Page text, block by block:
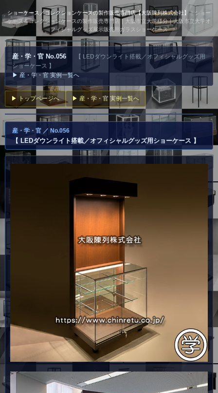
ショーケース／コレクションケースの製作販売専門店【大阪陳列株式会社】｜ショー
ケース＆コレクションケースの製作販売専門店｜大阪市立大学様分｜大阪市立大学オ
フィシャルグッズ展示販売用ガラスショーケース
産・学・官 No.056
【 LEDダウンライト搭載／オフィシャルグッズ用
ショーケース 】
▶ 産・学・官 実例一覧へ
▶ トップページへ ▶ 産・学・官 実例一覧へ
産・学・官 ／ No.056
【 LEDダウンライト搭載／オフィシャルグッズ用ショーケース 】